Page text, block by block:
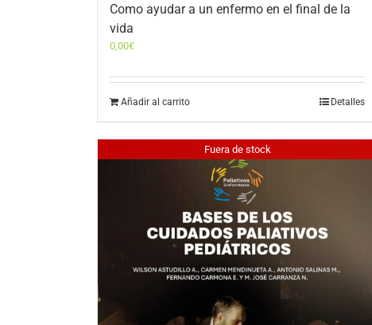
Como ayudar a un enfermo en el final de la
vida
0,00€
Añadir al carrito Detalles
Fuera de stock